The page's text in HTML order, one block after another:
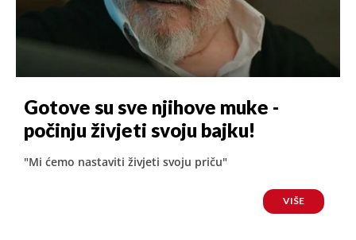
Gotove su sve njihove muke -
počinju živjeti svoju bajku!
"Mi ćemo nastaviti živjeti svoju priču"
VIŠE